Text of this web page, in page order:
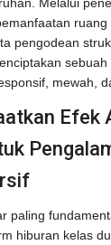
ruang
pengodean
mewah,
Efek
paling
hiburan kelas